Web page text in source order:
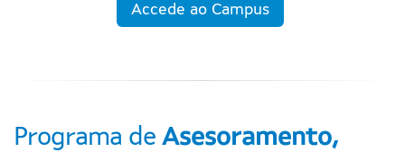
Accede ao Campus
Programa de Asesoramento,